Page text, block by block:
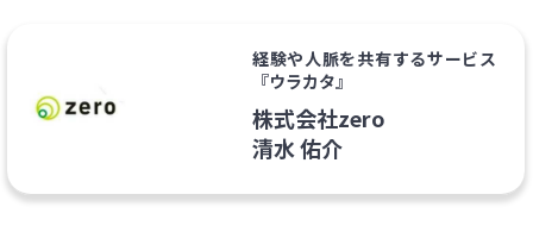
経験や人脈を共有するサービス
『ウラカタ』
株式会社zero
清水 佑介